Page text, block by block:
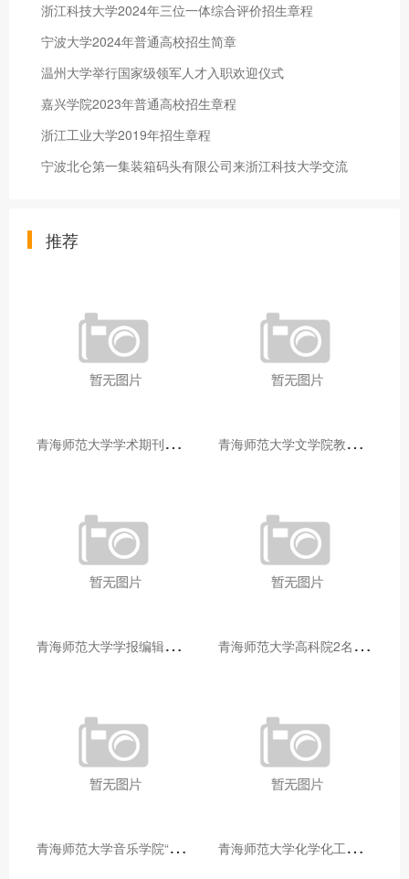
浙江科技大学2024年三位一体综合评价招生章程
宁波大学2024年普通高校招生简章
温州大学举行国家级领军人才入职欢迎仪式
嘉兴学院2023年普通高校招生章程
浙江工业大学2019年招生章程
宁波北仑第一集装箱码头有限公司来浙江科技大学交流
推荐
青
海师范大学学术期刊两个专栏入选2025年青海省期刊重点专栏 青
海师范大学文学院教师赴山东省相关高校和学术机构交流学习
青
海师范大学学报编辑部赴大通县城关镇上毛佰胜村开展帮扶慰问活动 青
海师范大学高科院2名专家当选中国科学院院士
青
海师范大学音乐学院“青舞华章”本科舞蹈专业中期汇报圆满落幕 青
海师范大学化学化工学院开展铸牢中华民族共同体意识大讲堂活动